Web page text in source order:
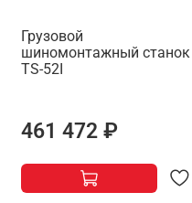
Грузовой
шиномонтажный станок
TS-52I
461 472 ₽